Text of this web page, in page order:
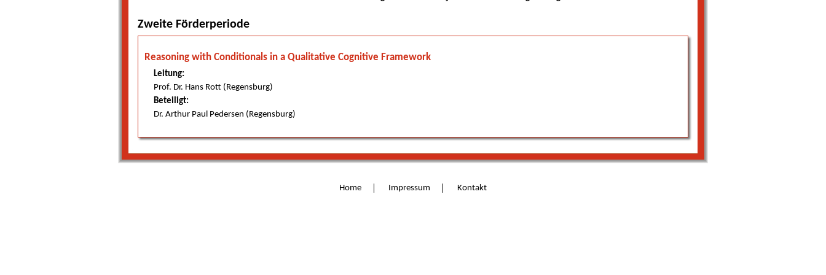
Projekte der ersten
Förderperiode
Projekte nach Standort
International Rationality
International Rationality
Summer Institute 2018
Zweite Förderperiode
Reasoning with Conditionals in a Qualitative Cognitive Framework
Leitung:
Prof. Dr. Hans Rott (Regensburg)
Beteiligt:
Dr. Arthur Paul Pedersen (Regensburg)
Home Impressum Kontakt